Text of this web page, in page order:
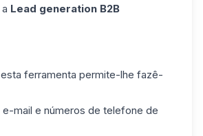
Lead generation B2B
ferramenta permite-lhe fazê-
mail e números de telefone de